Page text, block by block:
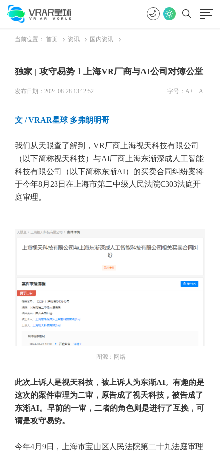
当前位置： 首页 资讯 国内资讯
独家 | 攻守易势！上海VR厂商与AI公司对簿公堂
发布日期：2024-08-28 13:12:52 字号： A+ A-
文 / VRAR星球 多弗朗明哥
我们从天眼查了解到，VR厂商上海视天科技有限公司
（以下简称视天科技）与AI厂商上海东渐深成人工智能
科技有限公司（以下简称东渐AI）的买卖合同纠纷案将
于今年8月28日在上海市第二中级人民法院C303法庭开
庭审理。
图源：网络
此次上诉人是视天科技，被上诉人为东渐AI。有趣的是
这次的案件审理为二审，原告成了视天科技，被告成了
东渐AI。早前的一审，二者的角色则是进行了互换，可
谓是攻守易势。
今年4月9日，上海市宝山区人民法院第二十九法庭审理